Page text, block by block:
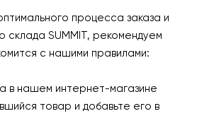
процесса заказа и
склада SUMMIT, рекомендуем
с нашими правилами:
в нашем интернет-магазине
товар и добавьте его в